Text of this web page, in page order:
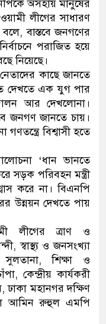
অসহায় মানুষের
লীগের সাধারণ
বাস্তবে জনগণের
পরাজিত হয়ে
নিয়েছে।
কাছে জানতে
দেখতে এক যুগ পার
আর দেখলোনা।
জনগণ জানতে চায়।
বিশ্বাসী হতে
‘ধান ভানতে
সড়ক পরিবহন মন্ত্রী
করে না। বিএনপি
উন্নয়ন দেখতে পায়
লীগের ত্রাণ ও
স্বাস্থ্য ও জনসংখ্যা
শিক্ষা ও
কেন্দ্রীয় কার্যকরী
মহানগর দক্ষিণ
আমিন রুহুল এমপি